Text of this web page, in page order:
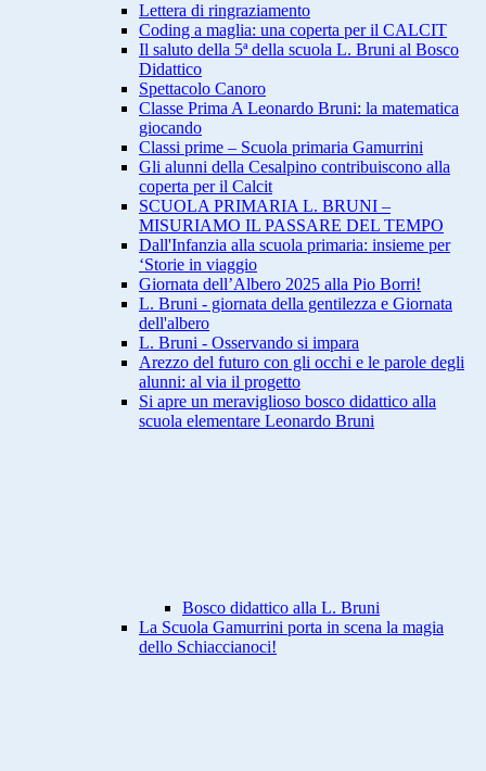
Lettera di ringraziamento
Coding a maglia: una coperta per il CALCIT
Il saluto della 5ª della scuola L. Bruni al Bosco
Didattico
Spettacolo Canoro
Classe Prima A Leonardo Bruni: la matematica
giocando
Classi prime – Scuola primaria Gamurrini
Gli alunni della Cesalpino contribuiscono alla
coperta per il Calcit
SCUOLA PRIMARIA L. BRUNI –
MISURIAMO IL PASSARE DEL TEMPO
Dall'Infanzia alla scuola primaria: insieme per
‘Storie in viaggio
Giornata dell’Albero 2025 alla Pio Borri!
L. Bruni - giornata della gentilezza e Giornata
dell'albero
L. Bruni - Osservando si impara
Arezzo del futuro con gli occhi e le parole degli
alunni: al via il progetto
Si apre un meraviglioso bosco didattico alla
scuola elementare Leonardo Bruni
Bosco didattico alla L. Bruni
La Scuola Gamurrini porta in scena la magia
dello Schiaccianoci!